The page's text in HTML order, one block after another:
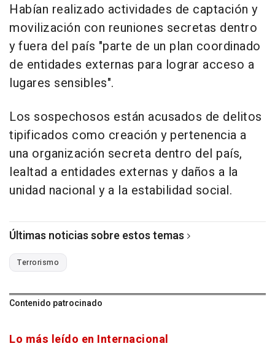
Habían realizado actividades de captación y
movilización con reuniones secretas dentro
y fuera del país "parte de un plan coordinado
de entidades externas para lograr acceso a
lugares sensibles".
Los sospechosos están acusados de delitos
tipificados como creación y pertenencia a
una organización secreta dentro del país,
lealtad a entidades externas y daños a la
unidad nacional y a la estabilidad social.
Últimas noticias sobre estos temas
Terrorismo
Contenido patrocinado
Lo más leído en Internacional